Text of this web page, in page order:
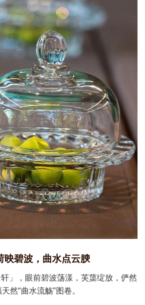
映碧波，曲水点云腴
」，眼前碧波荡漾，芙蕖绽放，俨然
然“曲水流觞”图卷。